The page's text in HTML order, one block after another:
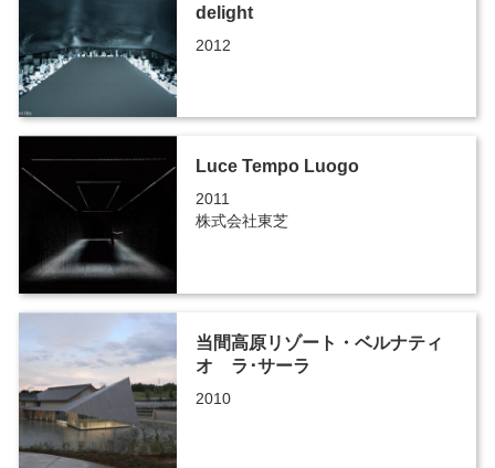
delight
2012
Luce Tempo Luogo
2011
株式会社東芝
当間高原リゾート・ベルナティ
オ ラ･サーラ
2010